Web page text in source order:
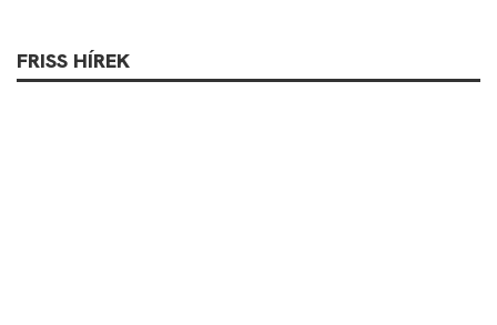
FRISS HÍREK